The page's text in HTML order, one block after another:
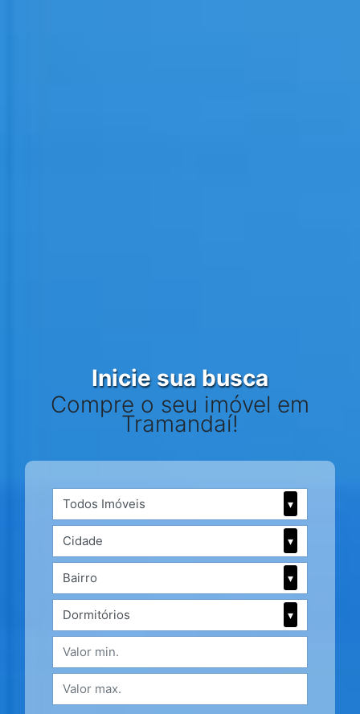
Inicie sua busca
Compre o seu imóvel em
Tramandaí!
Todos Imóveis ▾
Cidade ▾
Bairro ▾
Dormitórios ▾